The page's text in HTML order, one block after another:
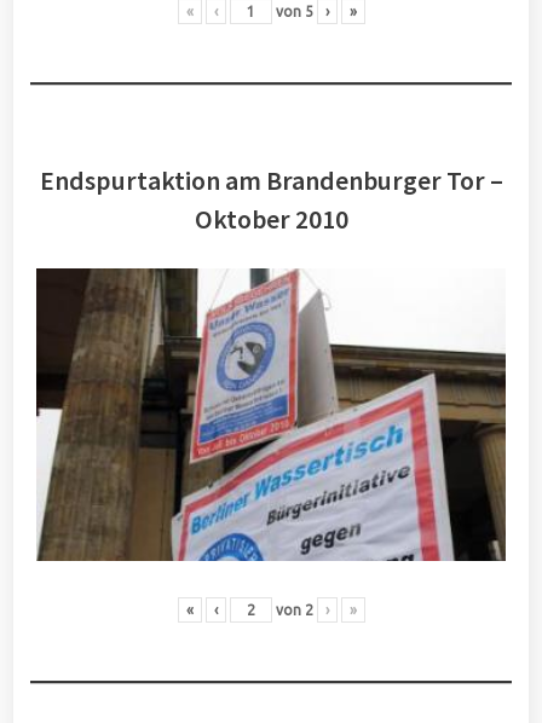
« ‹ von 5 › »
Endspurtaktion am Brandenburger Tor –
Oktober 2010
« ‹ von 2 › »